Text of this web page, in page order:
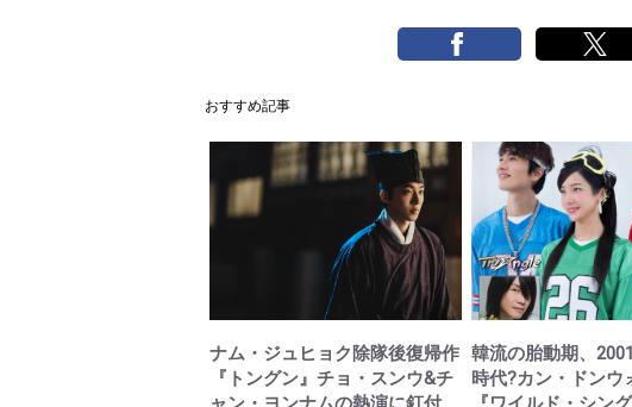
おすすめ記事
ナム・ジュヒョク除隊後復帰作
『トングン』チョ・スンウ&チ
韓流の胎動期、
時代?カン・ドンウ